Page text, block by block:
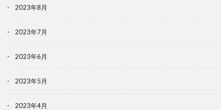
2023年8月
2023年7月
2023年6月
2023年5月
2023年4月